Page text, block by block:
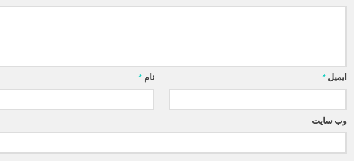
نام* ایمیل *
وب‌ سایت